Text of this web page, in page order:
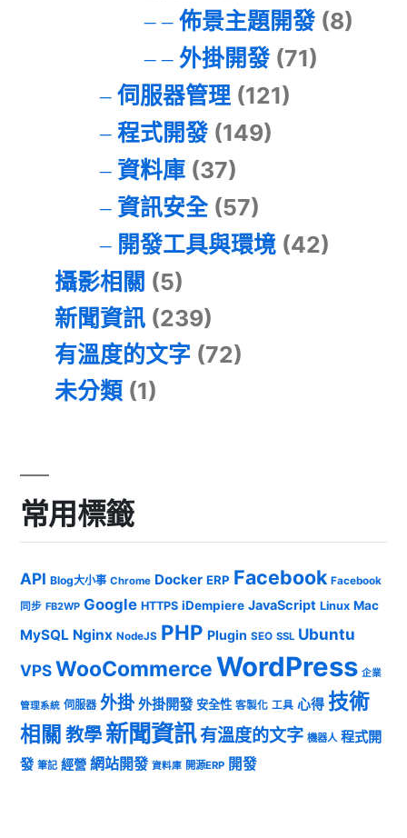
佈景主題開發(8)
外掛開發(71)
伺服器管理(121)
程式開發(149)
資料庫(37)
資訊安全(57)
開發工具與環境(42)
攝影相關 (5)
新聞資訊 (239)
有溫度的文字 (72)
未分類 (1)
常用標籤
API Blog大小事 Chrome Docker ERP Facebook Facebook
同步 FB2WP Google HTTPS iDempiere JavaScript Linux Mac
MySQL Nginx NodeJS PHP Plugin SEO SSL Ubuntu
VPSWooCommerceWordPress 企業
管理系統 伺服器 外掛 外掛開發 安全性 客製化 工具 心得 技術
相關 教學 新聞資訊有溫度的文字 機器人 程式開
發 筆記 經營 網站開發 資料庫 開源ERP 開發